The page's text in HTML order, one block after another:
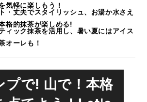
気軽に楽しもう！
・丈夫でスタイリッシュ、お湯か水さえ
格的抹茶が楽しめる!
ィック抹茶を活用し、暑い夏にはアイス
オーレも！
プで! 山で！本格